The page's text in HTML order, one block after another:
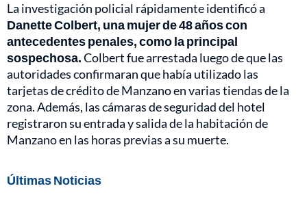
La investigación policial rápidamente identificó a
Danette Colbert, una mujer de 48 años con
antecedentes penales, como la principal
sospechosa.Colbert fue arrestada luego de que las
autoridades confirmaran que había utilizado las
tarjetas de crédito de Manzano en varias tiendas de la
zona. Además, las cámaras de seguridad del hotel
registraron su entrada y salida de la habitación de
Manzano en las horas previas a su muerte.
Últimas Noticias